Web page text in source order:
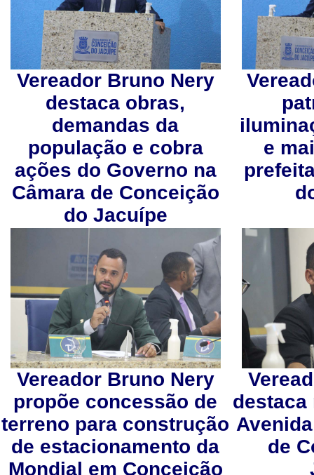
Vereador Bruno Nery
destaca obras,
demandas da
população e cobra
ações do Governo na
Câmara de Conceição
do Jacuípe
e
Vereador Bruno Nery
propõe concessão de
terreno para construção
de estacionamento da
Mondial em Conceição
destaca
de